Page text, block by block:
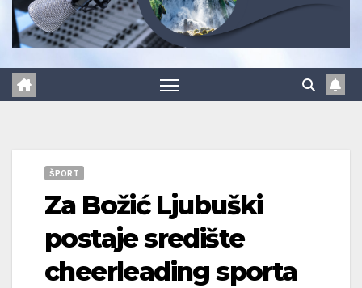
ŠPORT
Za Božić Ljubuški
postaje središte
cheerleading sporta